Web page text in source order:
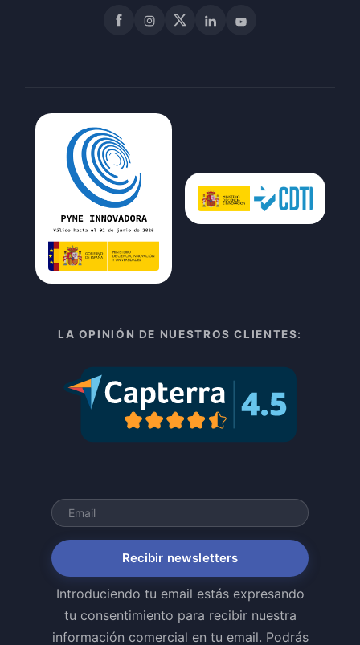
FacebookInstagram
X LinkedInYouTube
LA OPINIÓN DE NUESTROS CLIENTES:
Recibir newsletters
Introduciendo tu email estás expresando
tu consentimiento para recibir nuestra
información comercial en tu email. Podrás